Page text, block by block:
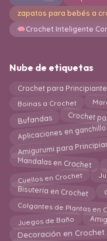
zapatos para bebés a
Crochet Inteligente
Nube de etiquetas
Crochet para
Boinas a Crochet
Bufandas Crochet
Aplicaciones en ganchillo
Amigurumi para
Mandalas en Crochet
Cuellos en Crochet
Bisutería en Crochet
Colgantes de Plantas en
Juegos de Baño
Decoración en Crochet